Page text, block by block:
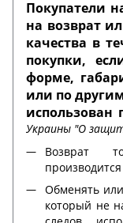
Покупатели
на возврат
качества в
покупки,
форме,
или по
Украины "О
Возврат
Обменять
который не